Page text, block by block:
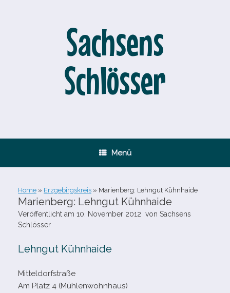
Sachsens
Schlösser
Menü
Home » Erzgebirgskreis » Marienberg: Lehngut Kühnhaide
Marienberg: Lehngut Kühnhaide
Veröffentlicht am 10. November 2012 von Sachsens
Schlösser
Lehngut Kühnhaide
Mitteldorfstraße
Am Platz 4 (Mühlenwohnhaus)